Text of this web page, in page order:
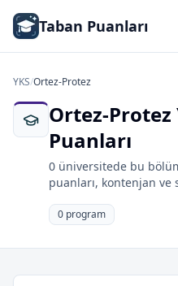
Taban Puanları
YKS/Ortez-Protez
Ortez-Protez
Puanları
0 üniversitede bu
puanları, kontenjan ve
0 program